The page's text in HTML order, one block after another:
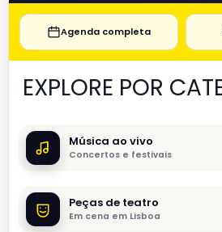
Agenda completa
EXPLORE POR
Música ao vivo
Concertos e festivais
Peças de teatro
Em cena em Lisboa